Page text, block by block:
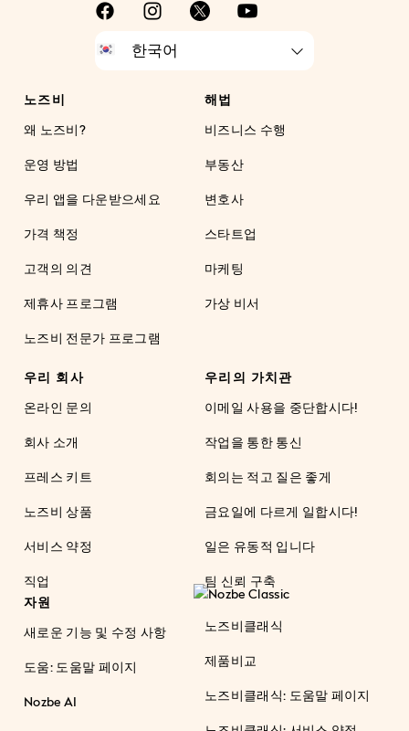
노즈비
왜 노즈비?
운영 방법
우리 앱을 다운받으세요
가격 책정
고객의 의견
제휴사 프로그램
노즈비 전문가 프로그램
해법
비즈니스 수행
부동산
변호사
스타트업
마케팅
가상 비서
우리 회사
온라인 문의
회사 소개
프레스 키트
노즈비 상품
서비스 약정
직업
우리의 가치관
이메일 사용을 중단합시다!
작업을 통한 통신
회의는 적고 질은 좋게
금요일에 다르게 일합시다!
일은 유동적 입니다
팀 신뢰 구축
자원
새로운 기능 및 수정 사항
도움: 도움말 페이지
Nozbe AI
노즈비클래식
제품비교
노즈비클래식: 도움말 페이지